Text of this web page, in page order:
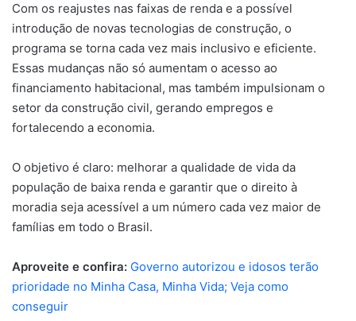
Com os reajustes nas faixas de renda e a possível
introdução de novas tecnologias de construção, o
programa se torna cada vez mais inclusivo e eficiente.
Essas mudanças não só aumentam o acesso ao
financiamento habitacional, mas também impulsionam o
setor da construção civil, gerando empregos e
fortalecendo a economia.
O objetivo é claro: melhorar a qualidade de vida da
população de baixa renda e garantir que o direito à
moradia seja acessível a um número cada vez maior de
famílias em todo o Brasil.
Aproveite e confira: Governo autorizou e idosos terão
prioridade no Minha Casa, Minha Vida; Veja como
conseguir